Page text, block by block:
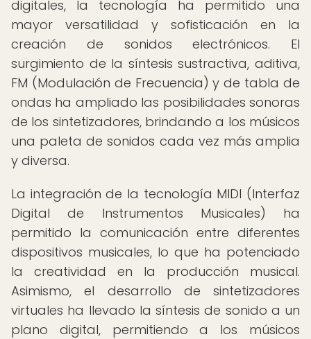
digitales, la tecnología ha permitido una
mayor versatilidad y sofisticación en la
creación de sonidos electrónicos. El
surgimiento de la síntesis sustractiva, aditiva,
FM (Modulación de Frecuencia) y de tabla de
ondas ha ampliado las posibilidades sonoras
de los sintetizadores, brindando a los músicos
una paleta de sonidos cada vez más amplia
y diversa.
La integración de la tecnología MIDI (Interfaz
Digital de Instrumentos Musicales) ha
permitido la comunicación entre diferentes
dispositivos musicales, lo que ha potenciado
la creatividad en la producción musical.
Asimismo, el desarrollo de sintetizadores
virtuales ha llevado la síntesis de sonido a un
plano digital, permitiendo a los músicos